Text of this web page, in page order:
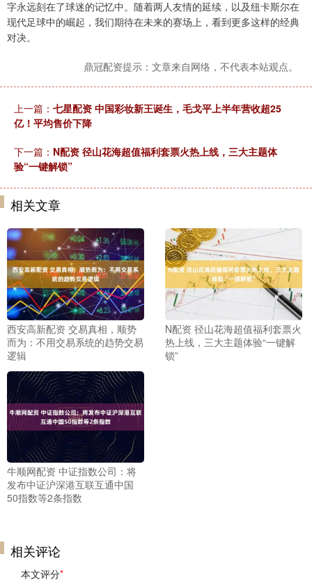
字永远刻在了球迷的记忆中。随着两人友情的延续，以及纽卡斯尔在
现代足球中的崛起，我们期待在未来的赛场上，看到更多这样的经典
对决。
鼎冠配资提示：文章来自网络，不代表本站观点。
上一篇： 七星配资 中国彩妆新王诞生，毛戈平上半年营收超25
亿！平均售价下降
下一篇： N配资 径山花海超值福利套票火热上线，三大主题体
验“一键解锁”
相关文章
西安高新配资 交易真相，顺势
而为：不用交易系统的趋势交易
逻辑
N配资 径山花海超值福利套票火
热上线，三大主题体验“一键解
锁”
牛顺网配资 中证指数公司：将
发布中证沪深港互联互通中国
50指数等2条指数
相关评论
本文评分*